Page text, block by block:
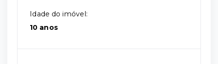
Idade do imóvel:
10 anos